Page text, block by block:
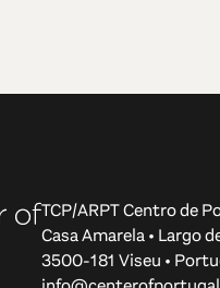
TCP/ARPT Centro de
Casa Amarela • Largo
3500-181 Viseu •